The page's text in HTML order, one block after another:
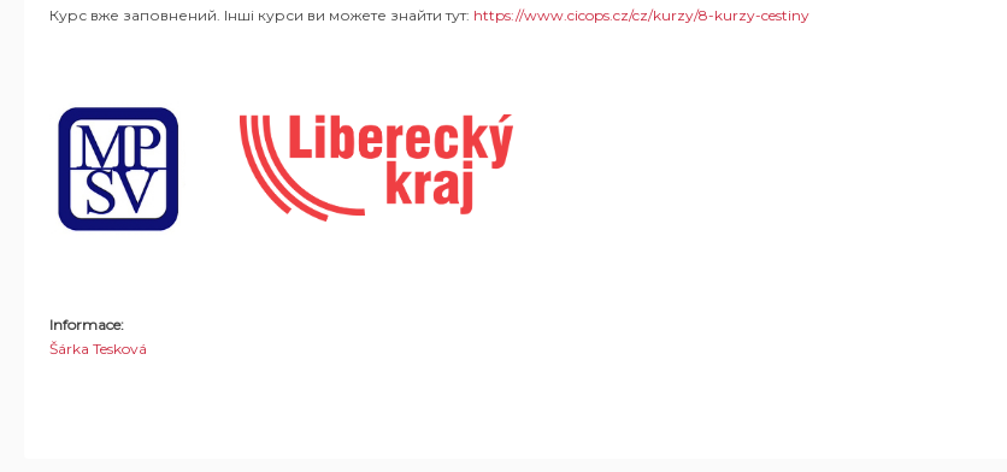
Курс вже заповнений. Інші курси ви можете знайти тут: https://www.cicops.cz/cz/kurzy/8-kurzy-cestiny
Informace:
Šárka Tesková